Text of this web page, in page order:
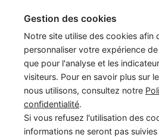
Gestion des cookies
Notre site utilise des cookies afin
personnaliser votre expérience
que pour l'analyse et les
visiteurs. Pour en savoir plus sur
nous utilisons, consultez notre
confidentialité.
Si vous refusez l'utilisation des
informations ne seront pas
France Enfance Protégée, mis en
regroupe en son sein plusieurs
protection et de la prévention de
en danger et accès aux origines
commune assure les missions du
Téléphonique de l’Enfance en Danger
119), de l’Agence Française de
l’Observatoire National de la
Également, France Enfance Protégée